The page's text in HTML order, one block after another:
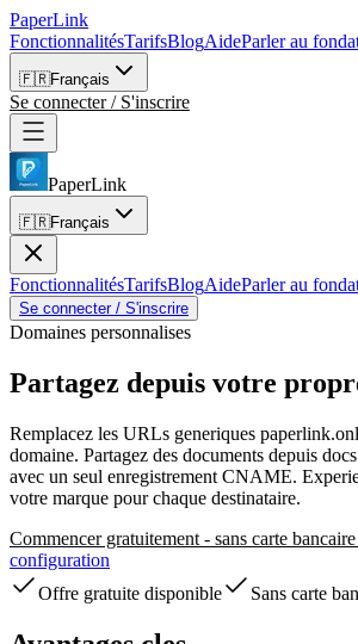
PaperLink
FonctionnalitésTarifsBlogAideParler au
🇫🇷Français
Se connecter / S'inscrire
PaperLink
🇫🇷Français
FonctionnalitésTarifsBlogAideParler au
Se connecter / S'inscrire
Domaines personnalises
Partagez depuis votre
Remplacez les URLs generiques
domaine. Partagez des documents depuis
avec un seul enregistrement CNAME.
votre marque pour chaque destinataire.
Commencer gratuitement - sans carte bancaire
configuration
Offre gratuite disponible
Sans carte